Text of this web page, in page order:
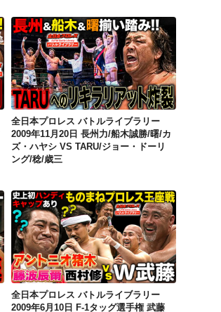
全日本プロレス バトルライブラリー 2009年11月20日 長州力/船木誠勝/曙/カズ・ハヤシ VS TARU/ジョー・ドーリング/稔/歳三
全日本プロレス バトルライブラリー
2009年11月20日 長州力/船木誠勝/曙/カ
ズ・ハヤシ VS TARU/ジョー・ドーリ
ング/稔/歳三
全日本プロレス バトルライブラリー 2009年6月10日 F-1タッグ選手権 武藤敬司/神奈月 vs 西村修/ユリオカ超特Q/グラップラーたかし
全日本プロレス バトルライブラリー
2009年6月10日 F-1タッグ選手権 武藤